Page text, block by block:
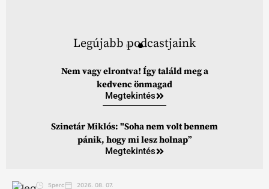
Legújabb podcastjaink
Nem vagy elrontva! Így találd meg a
kedvenc önmagad
Megtekintés
Szinetár Miklós: "Soha nem volt bennem
pánik, hogy mi lesz holnap”
Megtekintés
5perc 2026. 08. 07.